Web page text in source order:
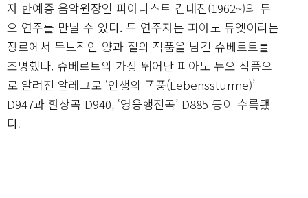
자 한예종 음악원장인 피아니스트 김대진(1962~)의 듀
오 연주를 만날 수 있다. 두 연주자는 피아노 듀엣이라는
장르에서 독보적인 양과 질의 작품을 남긴 슈베르트를
조명했다. 슈베르트의 가장 뛰어난 피아노 듀오 작품으
로 알려진 알레그로 ‘인생의 폭풍(Lebensstürme)’
D947과 환상곡 D940, ‘영웅행진곡’ D885 등이 수록됐
다.